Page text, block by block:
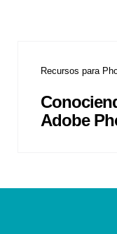
Recursos para
Adobe